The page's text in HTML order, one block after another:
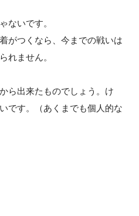
ないです。
がつくなら、今までの戦いは
れません。
ら出来たものでしょう。け
です。（あくまでも個人的な